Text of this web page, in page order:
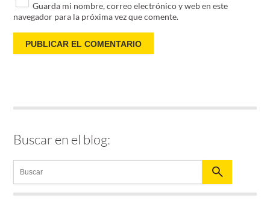
Guarda mi nombre, correo electrónico y web en este
navegador para la próxima vez que comente.
Buscar en el blog: